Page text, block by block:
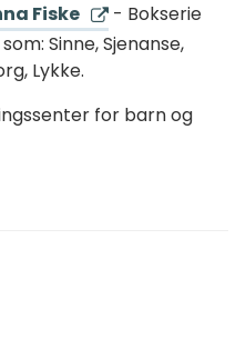
Fiske
- Bokserie
Sinne, Sjenanse,
Lykke.
for barn og